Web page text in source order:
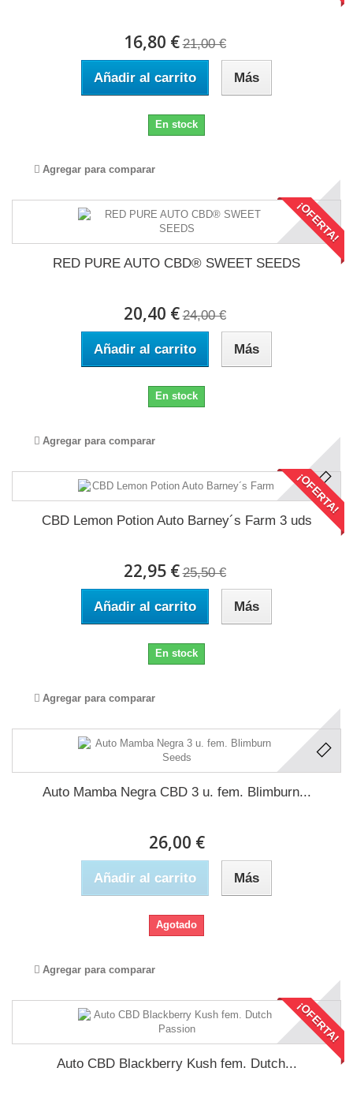
16,80 € 21,00 €
Añadir al carrito Más
En stock
Agregar para comparar
¡OFERTA!
RED PURE AUTO CBD® SWEET SEEDS
20,40 € 24,00 €
Añadir al carrito Más
En stock
Agregar para comparar
¡OFERTA!
CBD Lemon Potion Auto Barney´s Farm 3 uds
22,95 € 25,50 €
Añadir al carrito Más
En stock
Agregar para comparar
Auto Mamba Negra CBD 3 u. fem. Blimburn...
26,00 €
Añadir al carrito Más
Agotado
Agregar para comparar
¡OFERTA!
Auto CBD Blackberry Kush fem. Dutch...